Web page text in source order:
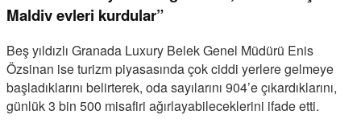
Maldiv evleri kurdular”
Beş yıldızlı Granada Luxury Belek Genel Müdürü Enis
Özsinan ise turizm piyasasında çok ciddi yerlere gelmeye
başladıklarını belirterek, oda sayılarını 904’e çıkardıklarını,
günlük 3 bin 500 misafiri ağırlayabileceklerini ifade etti.